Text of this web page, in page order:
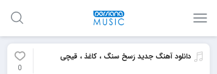
دانلود آهنگ جدید رَسخ سنگ ، کاغذ ، قیچی
0